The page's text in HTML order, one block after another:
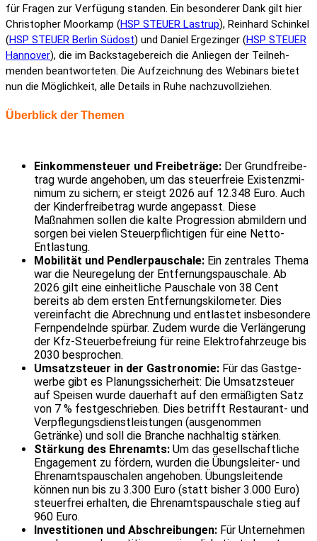
für Fragen zur Verfü­gung standen. Ein beson­derer Dank gilt hier
Chris­to­pher Moor­kamp (HSP STEUER Lastrup), Rein­hard Schinkel
(HSP STEUER Berlin Südost) und Daniel Erge­zinger (HSP STEUER
Hannover), die im Back­stage­be­reich die Anliegen der Teil­neh­
menden beant­wor­teten. Die Aufzeich­nung des Webi­nars bietet
nun die Möglich­keit, alle Details in Ruhe nach­zu­voll­ziehen.
Über­blick der Themen
Einkom­men­steuer und Frei­be­träge: Der Grund­frei­be­
trag wurde ange­hoben, um das steu­er­freie Exis­tenz­mi­
nimum zu sichern; er steigt 2026 auf 12.348 Euro. Auch
der Kinder­frei­be­trag wurde ange­passt. Diese
Maßnahmen sollen die kalte Progres­sion abmil­dern und
sorgen bei vielen Steu­er­pflich­tigen für eine Netto-
Entlas­tung.
Mobi­lität und Pend­ler­pau­schale: Ein zentrales Thema
war die Neure­ge­lung der Entfer­nungs­pau­schale. Ab
2026 gilt eine einheit­liche Pauschale von 38 Cent
bereits ab dem ersten Entfer­nungs­ki­lo­meter. Dies
verein­facht die Abrech­nung und entlastet insbe­son­dere
Fern­pen­delnde spürbar. Zudem wurde die Verlän­ge­rung
der Kfz-Steu­er­be­freiung für reine Elek­tro­fahr­zeuge bis
2030 bespro­chen.
Umsatz­steuer in der Gastro­nomie: Für das Gast­ge­
werbe gibt es Planungs­si­cher­heit: Die Umsatz­steuer
auf Speisen wurde dauer­haft auf den ermä­ßigten Satz
von 7 % fest­ge­schrieben. Dies betrifft Restau­rant- und
Verpfle­gungs­dienst­leis­tungen (ausge­nommen
Getränke) und soll die Branche nach­haltig stärken.
Stär­kung des Ehren­amts: Um das gesell­schaft­liche
Enga­ge­ment zu fördern, wurden die Übungs­leiter- und
Ehren­amts­pau­schalen ange­hoben. Übungs­lei­tende
können nun bis zu 3.300 Euro (statt bisher 3.000 Euro)
steu­er­frei erhalten, die Ehren­amts­pau­schale stieg auf
960 Euro.
Inves­ti­tionen und Abschrei­bungen: Für Unter­nehmen